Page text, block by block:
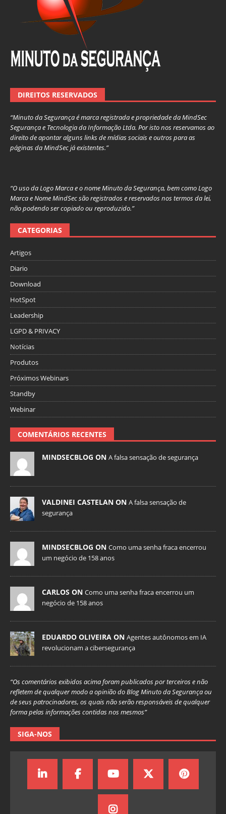
DIREITOS RESERVADOS
“Minuto da Segurança é marca registrada e propriedade da MindSec
Segurança e Tecnologia da Informação Ltda. Por isto nos reservamos ao
direito de apontar alguns links de mídias sociais e outros para as
páginas da MindSec já existentes.”
“O uso da Logo Marca e o nome Minuto da Segurança, bem como Logo
Marca e Nome MindSec são registrados e reservados nos termos da lei,
não podendo ser copiado ou reproduzido.”
CATEGORIAS
Artigos
Diario
Download
HotSpot
Leadership
LGPD & PRIVACY
Notícias
Produtos
Próximos Webinars
Standby
Webinar
COMENTÁRIOS RECENTES
MINDSECBLOG ON A falsa sensação de segurança
VALDINEI CASTELAN ON A falsa sensação de
segurança
MINDSECBLOG ON Como uma senha fraca encerrou
um negócio de 158 anos
CARLOS ON Como uma senha fraca encerrou um
negócio de 158 anos
EDUARDO OLIVEIRA ON Agentes autônomos em IA
revolucionam a cibersegurança
“Os comentários exibidos acima foram publicados por terceiros e não
refletem de qualquer modo a opinião do Blog Minuto da Segurança ou
de seus patrocinadores, os quais não serão responsáveis de qualquer
forma pelas informações contidas nos mesmos”
SIGA-NOS